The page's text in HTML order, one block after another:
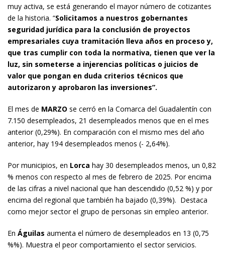
muy activa, se está generando el mayor número de cotizantes
de la historia. “Solicitamos a nuestros gobernantes
seguridad jurídica para la conclusión de proyectos
empresariales cuya tramitación lleva años en proceso y,
que tras cumplir con toda la normativa, tienen que ver la
luz, sin someterse a injerencias políticas o juicios de
valor que pongan en duda criterios técnicos que
autorizaron y aprobaron las inversiones”.
El mes de MARZO se cerró en la Comarca del Guadalentín con
7.150 desempleados, 21 desempleados menos que en el mes
anterior (0,29%). En comparación con el mismo mes del año
anterior, hay 194 desempleados menos (- 2,64%).
Por municipios, en Lorca hay 30 desempleados menos, un 0,82
% menos con respecto al mes de febrero de 2025. Por encima
de las cifras a nivel nacional que han descendido (0,52 %) y por
encima del regional que también ha bajado (0,39%). Destaca
como mejor sector el grupo de personas sin empleo anterior.
En Águilas aumenta el número de desempleados en 13 (0,75
%%). Muestra el peor comportamiento el sector servicios.